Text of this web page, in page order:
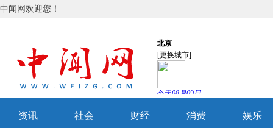
中闻网欢迎您！
资讯 社会 财经 消费
娱乐